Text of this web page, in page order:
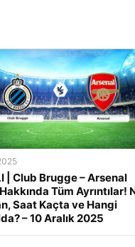
| Club Brugge – Arsenal
Tüm Ayrıntılar!
Saat Kaçta ve Hangi
– 10 Aralık 2025